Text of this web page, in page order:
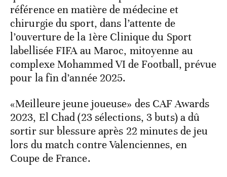
référence en matière de médecine et
chirurgie du sport, dans l’attente de
l’ouverture de la 1ère Clinique du Sport
labellisée FIFA au Maroc, mitoyenne au
complexe Mohammed VI de Football, prévue
pour la fin d’année 2025.
«Meilleure jeune joueuse» des CAF Awards
2023, El Chad (23 sélections, 3 buts) a dû
sortir sur blessure après 22 minutes de jeu
lors du match contre Valenciennes, en
Coupe de France.